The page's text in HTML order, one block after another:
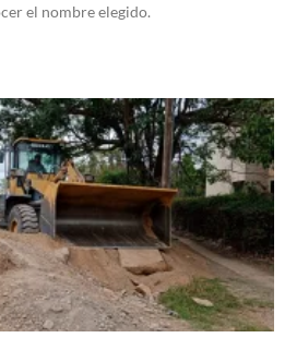
el nombre elegido.